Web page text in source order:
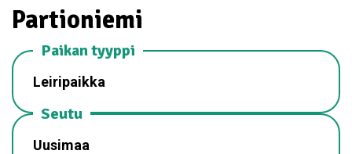
Partioniemi
Paikan tyyppi
Leiripaikka
Seutu
Uusimaa